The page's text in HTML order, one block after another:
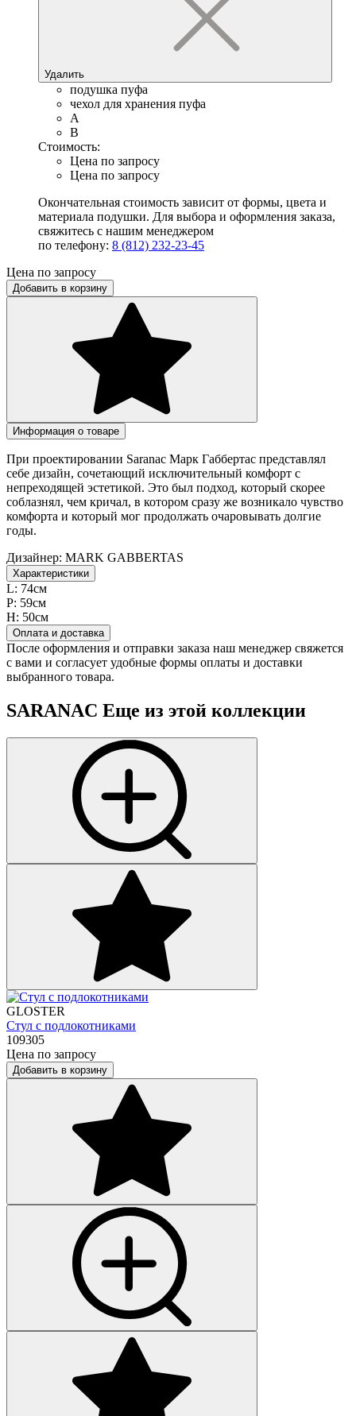
Удалить
подушка пуфа
чехол для хранения пуфа
A
B
Стоимость:
Цена по запросу
Цена по запросу
Окончательная стоимость зависит от формы, цвета и
материала подушки. Для выбора и оформления заказа,
свяжитесь с нашим менеджером
по телефону: 8 (812) 232-23-45
Цена по запросу
Добавить в корзину
Информация о товаре
При проектировании Saranac Марк Габбертас представлял
себе дизайн, сочетающий исключительный комфорт с
непреходящей эстетикой. Это был подход, который скорее
соблазнял, чем кричал, в котором сразу же возникало чувство
комфорта и который мог продолжать очаровывать долгие
годы.
Дизайнер: MARK GABBERTAS
Характеристики
L: 74см
P: 59см
H: 50см
Оплата и доставка
После оформления и отправки заказа наш менеджер свяжется
с вами и согласует удобные формы оплаты и доставки
выбранного товара.
SARANAC Еще из этой коллекции
GLOSTER
Стул с подлокотниками
109305
Цена по запросу
Добавить в корзину